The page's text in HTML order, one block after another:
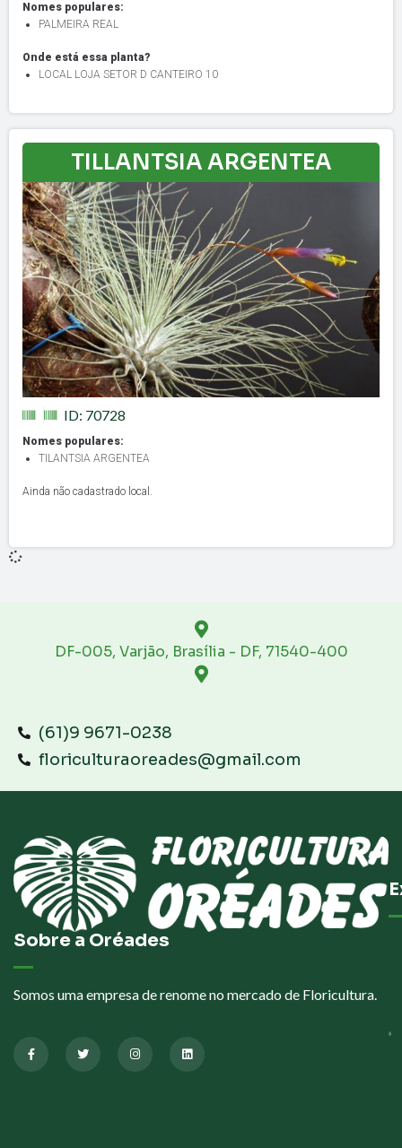
Nomes populares:
PALMEIRA REAL
Onde está essa planta?
LOCAL LOJA SETOR D CANTEIRO 10
TILLANTSIA ARGENTEA
ID: 70728
Nomes populares:
TILANTSIA ARGENTEA
Ainda não cadastrado local.
DF-005, Varjão, Brasília - DF, 71540-400
(61)9 9671-0238
floriculturaoreades@gmail.com
Sobre a Oréades
Somos uma empresa de renome no mercado de Floricultura.